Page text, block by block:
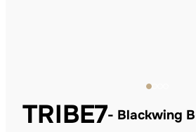
TRIBE7 Blackwing